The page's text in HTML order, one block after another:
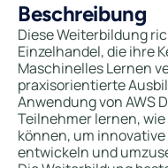
Beschreibung
Diese Weiterbildung
Einzelhandel, die ihre
Maschinelles Lernen
praxisorientierte
Anwendung von AWS
Teilnehmer lernen,
können, um
entwickeln und